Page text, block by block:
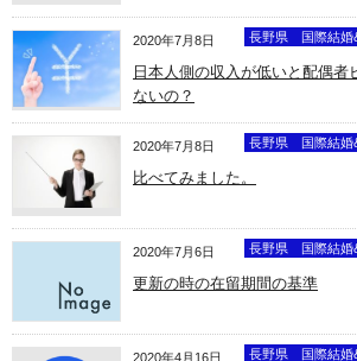
2020年7月8日 長野県 国際結婚
日本人側の収入が低いと配偶者
ないの？
2020年7月8日 長野県 国際結婚
比べてみました。
2020年7月6日 長野県 国際結婚
更新の時の在留期間の基準
2020年4月16日 長野県 国際結婚